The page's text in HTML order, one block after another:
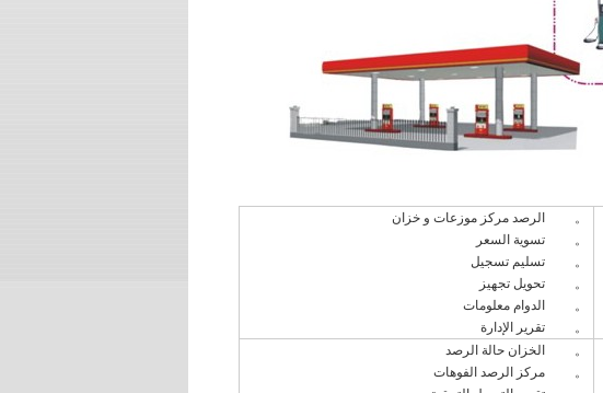
。 الرصد مركز موزعات و خزان
。 تسوية السعر
。 تسليم تسجيل
。 تحويل تجهيز
。 الدوام معلومات
。 تقرير الإدارة
。 الخزان حالة الرصد
。 مركز الرصد الفوهات